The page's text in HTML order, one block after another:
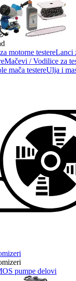
motorne testereLanci
Mačevi / Vodilice za
mača testereUlja i
pumpe delovi